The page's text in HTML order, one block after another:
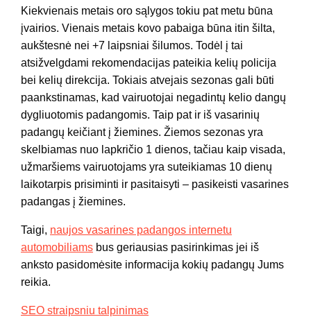
Kiekvienais metais oro sąlygos tokiu pat metu būna
įvairios. Vienais metais kovo pabaiga būna itin šilta,
aukštesnė nei +7 laipsniai šilumos. Todėl į tai
atsižvelgdami rekomendacijas pateikia kelių policija
bei kelių direkcija. Tokiais atvejais sezonas gali būti
paankstinamas, kad vairuotojai negadintų kelio dangų
dygliuotomis padangomis. Taip pat ir iš vasarinių
padangų keičiant į žiemines. Žiemos sezonas yra
skelbiamas nuo lapkričio 1 dienos, tačiau kaip visada,
užmaršiems vairuotojams yra suteikiamas 10 dienų
laikotarpis prisiminti ir pasitaisyti – pasikeisti vasarines
padangas į žiemines.
Taigi, naujos vasarines padangos internetu
automobiliams bus geriausias pasirinkimas jei iš
anksto pasidomėsite informacija kokių padangų Jums
reikia.
SEO straipsniu talpinimas